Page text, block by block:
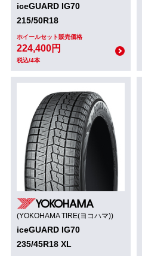
iceGUARD IG70
215/50R18
ホイールセット販売価格
224,400円
税込/4本
(YOKOHAMA TIRE(ヨコハマ))
iceGUARD IG70
235/45R18 XL